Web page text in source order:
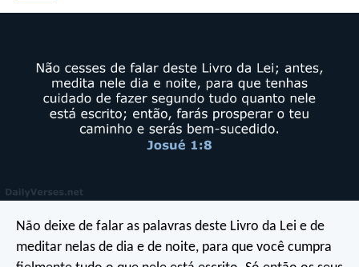
Não deixe de falar as palavras deste Livro da Lei e de
meditar nelas de dia e de noite, para que você cumpra